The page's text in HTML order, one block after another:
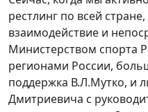
рестлинг по всей
взаимодействие и
Министерством спорта
регионами России,
поддержка В.Л.Мутко, и
Дмитриевича с